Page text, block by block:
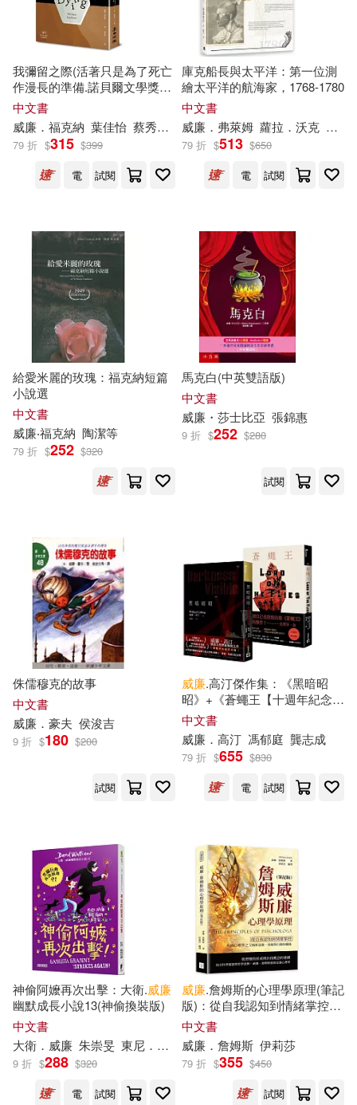
美國迪士尼公司(16)
莎士比亞(16) 雲峰(16)
（愛爾蘭）威廉·巴特勒·葉芝(16)
（美）摩根斯坦(16)
(英)沃爾特·克蘭(15)
Hana Maruko(15)
世一編輯部(15)
中華台北特奧會(15)
國際特奧會(15)
程恩富，顧海良（主編）(15)
美國孩之寶公司(15)
邱若龍(15)
雅洛斯拉夫‧哈謝克(15)
雷克．萊爾頓(15) 龔勛(15)
（英）喬治·奧威爾(15)
（英）大衛·威廉姆斯(15)
EROKI(14) MAXING(14)
Matt Coler(14) 丁昀(14)
中共中央馬克思恩格斯列寧斯大林
著作編譯局 編譯(14)
中國辯證唯物主義研究會(14)
全民熙(14) 大熊由護(14)
イーディス(78)
作家出版社(78)
廣東人民出版社(78)
經濟科學出版社(78)
魔豆文化(76)
PENTATONE(75)
ブシロードクリエイティブ(75)
上海科學技術出版社(75)
新華先鋒(75)
北京科學技術出版社(74)
Eloquence(72)
九州出版社(72)
湖北少年兒童出版社(72)
台灣角川電子連載漫畫(71)
浙江工商大學出版社(70)
MTEX(69)
中國經濟出版社(69)
北京理工大學出版社(69)
江蘇鳳凰文藝出版社(69)
我彌留之際(活著只是為了死亡
作漫長的準備.諾貝爾文學獎得
主、美國南方文學巨擘福克納
代表作‧90週年紀念版)
中文書
威廉 ．福克納 葉佳怡 蔡秀枝／專文導讀
79 折 $315 $399
電
試閱
庫克船長與太平洋：第一位測
繪太平洋的航海家，1768-1780
中文書
威廉 ．弗萊姆 蘿拉．沃克 黃煜
79 折 $513 $650
電
試閱
給愛米麗的玫瑰：福克納短篇
小說選
中文書
威廉‧福克納 陶潔等
79 折 $252 $320
馬克白(中英雙語版)
中文書
威廉・ 莎士比亞 張錦惠
9 折 $252 $280
試閱
侏儒穆克的故事
中文書
威廉 ．豪夫 侯浚吉
9 折 $180 $200
試閱
威廉.高汀傑作集：《黑暗昭
昭》+《蒼蠅王【十週年紀念
版】》
中文書
威廉 ．高汀 馮郁庭 龔志成
79 折 $655 $830
電
試閱
神偷阿嬤再次出擊：大衛.威廉
幽默成長小說13(神偷換裝版)
中文書
大衛． 威廉 朱崇旻 東尼．羅斯
9 折 $288 $320
電
試閱
威廉.詹姆斯的心理學原理(筆記
版)：從自我認知到情緒掌控，
美國心理學之父解析思維、情
緒與行動的關係
中文書
威廉 ．詹姆斯 伊莉莎
79 折 $355 $450
試閱